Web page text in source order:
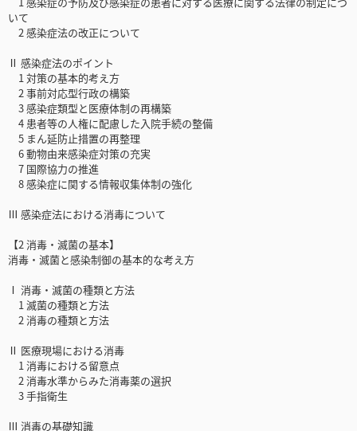
いて
2 感染症法の改正について
Ⅱ 感染症法のポイント
1 対策の基本的考え方
2 事前対応型行政の構築
3 感染症類型と医療体制の再構築
4 患者等の人権に配慮した入院手続の整備
5 まん延防止措置の再整理
6 動物由来感染症対策の充実
7 国際協力の推進
8 感染症に関する情報収集体制の強化
Ⅲ 感染症法における消毒について
【2 消毒・滅菌の基本】
消毒・滅菌と感染制御の基本的な考え方
Ⅰ 消毒・滅菌の種類と方法
1 滅菌の種類と方法
2 消毒の種類と方法
Ⅱ 医療現場における消毒
1 消毒における留意点
2 消毒水準からみた消毒薬の選択
3 手指衛生
Ⅲ 消毒の基礎知識